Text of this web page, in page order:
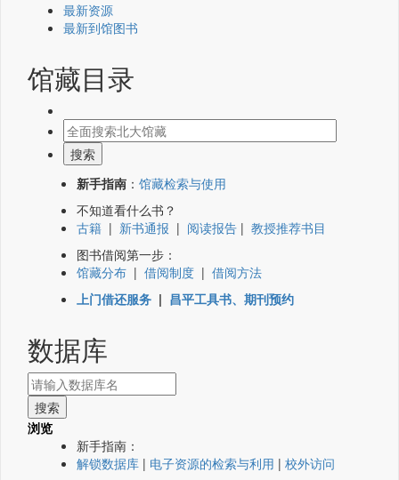
最新资源
最新到馆图书
馆藏目录
新手指南 ： 馆藏检索与使用
不知道看什么书？
古籍 | 新书通报 | 阅读报告 | 教授推荐书目
图书借阅第一步：
馆藏分布 | 借阅制度 | 借阅方法
上门借还服务 | 昌平工具书、期刊预约
数据库
浏览
新手指南：
解锁数据库 | 电子资源的检索与利用 | 校外访问